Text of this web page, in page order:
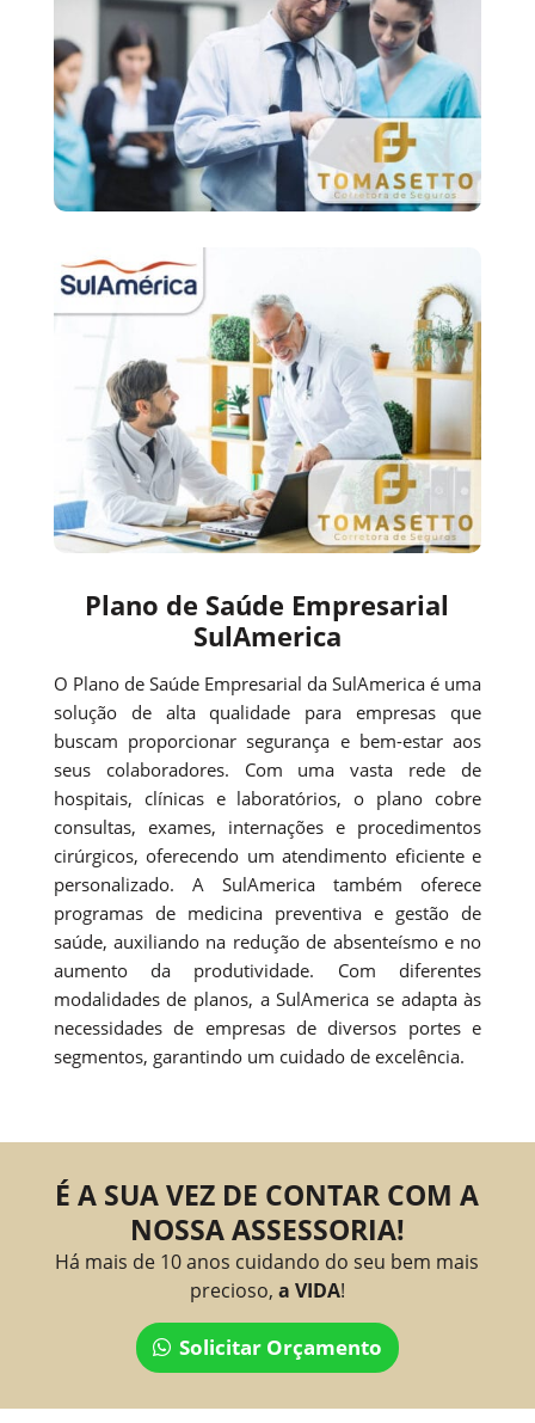
Plano de Saúde Empresarial
SulAmerica
O Plano de Saúde Empresarial da SulAmerica é uma
solução de alta qualidade para empresas que
buscam proporcionar segurança e bem-estar aos
seus colaboradores. Com uma vasta rede de
hospitais, clínicas e laboratórios, o plano cobre
consultas, exames, internações e procedimentos
cirúrgicos, oferecendo um atendimento eficiente e
personalizado. A SulAmerica também oferece
programas de medicina preventiva e gestão de
saúde, auxiliando na redução de absenteísmo e no
aumento da produtividade. Com diferentes
modalidades de planos, a SulAmerica se adapta às
necessidades de empresas de diversos portes e
segmentos, garantindo um cuidado de excelência.
É A SUA VEZ DE CONTAR COM A
NOSSA ASSESSORIA!
Há mais de 10 anos cuidando do seu bem mais
precioso, a VIDA!
Solicitar Orçamento